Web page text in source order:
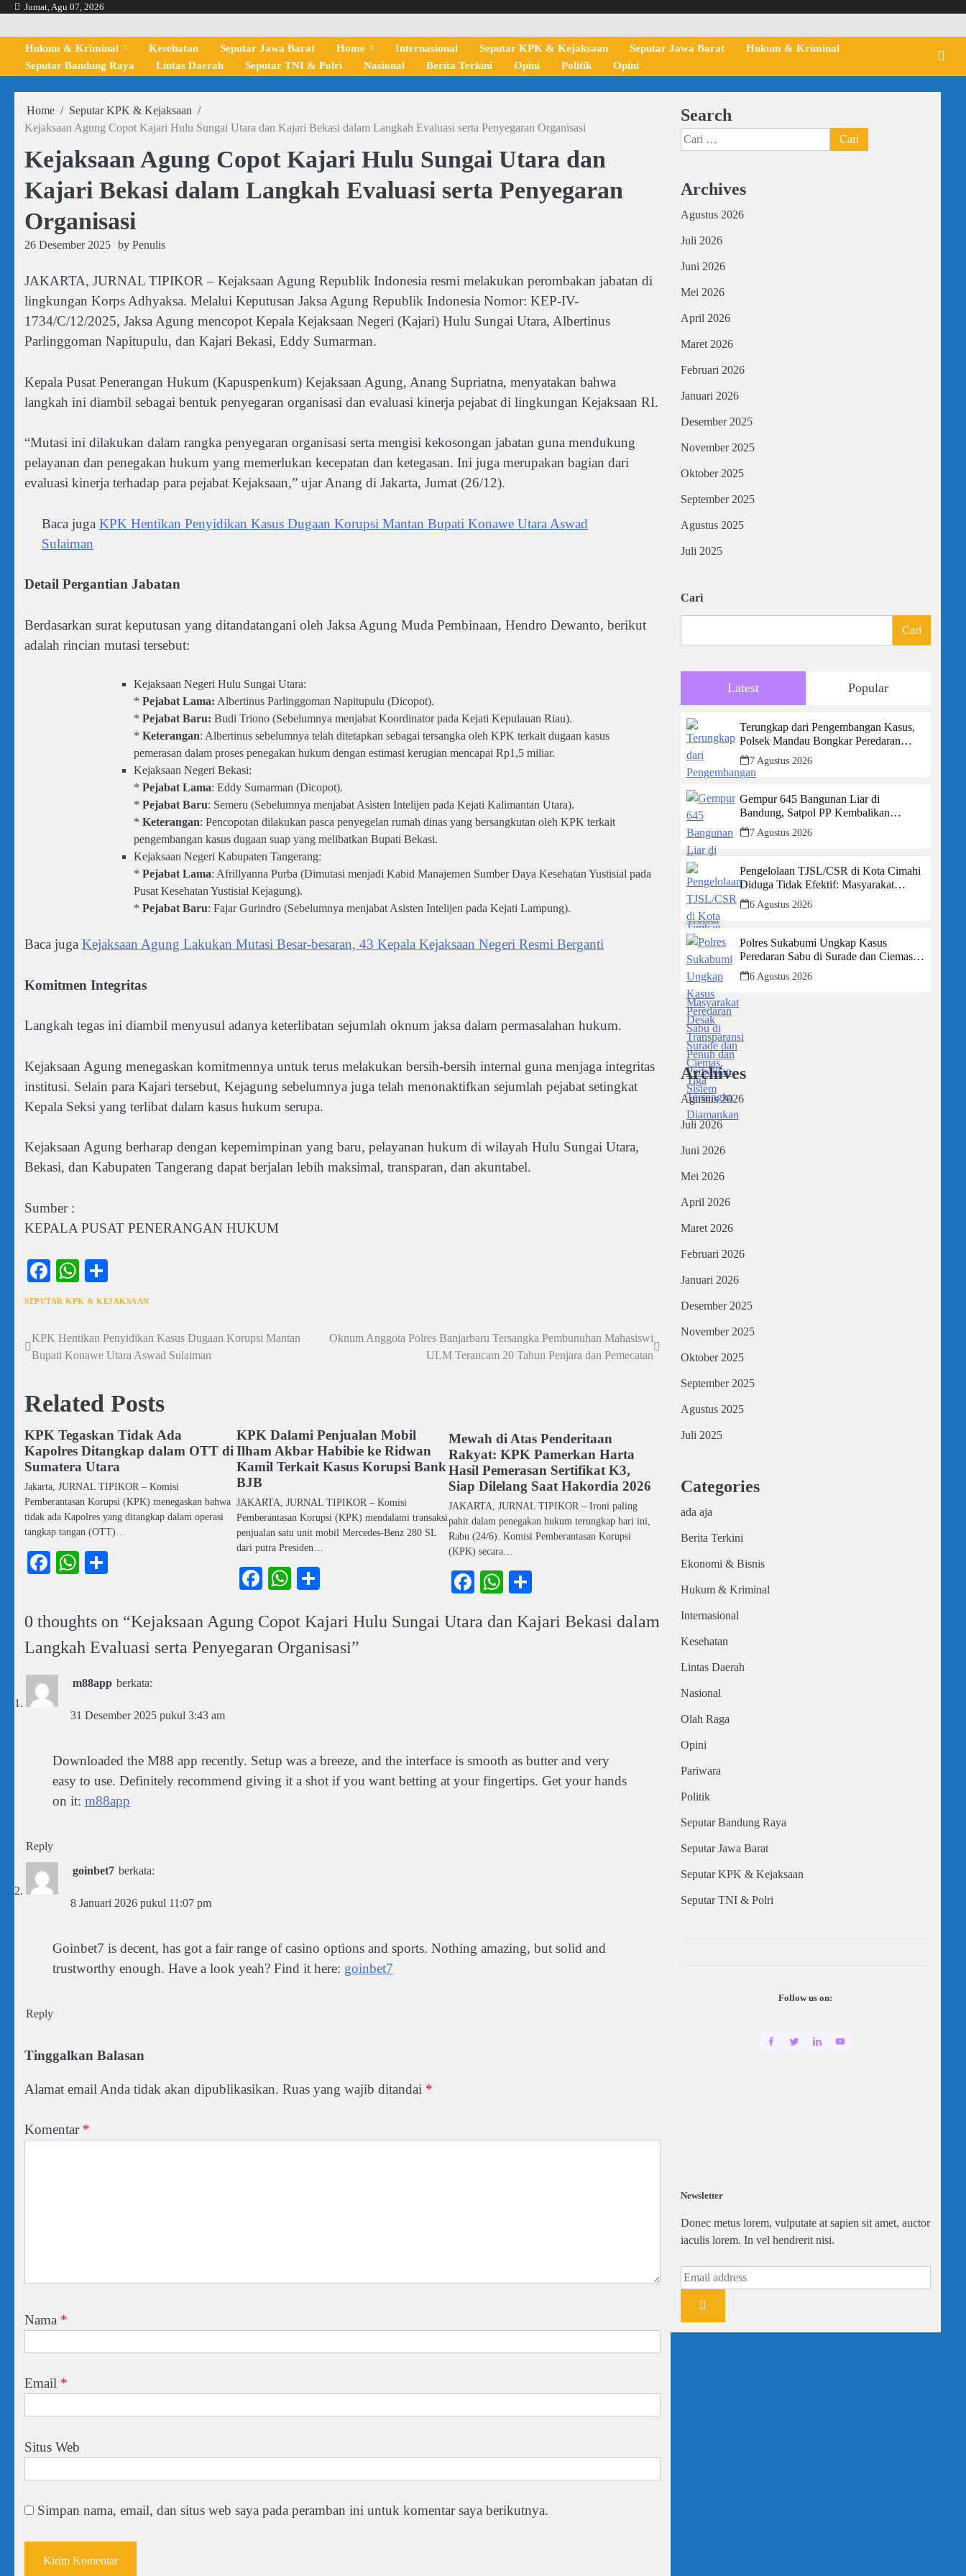
Skip
content
Jumat, Agu 07, 2026
Hukum & Kriminal Kesehatan Seputar Jawa Barat Home Internasional Seputar KPK & Kejaksaan Seputar Jawa Barat
Hukum & Kriminal
Seputar Bandung Raya
Lintas Daerah Seputar TNI & Polri Nasional Berita Terkini Opini Politik Opini
Home
Seputar KPK & Kejaksaan
Kejaksaan Agung Copot Kajari Hulu Sungai Utara dan Kajari Bekasi dalam Langkah Evaluasi serta Penyegaran Organisasi
Kejaksaan Agung Copot Kajari Hulu Sungai Utara dan
Kajari Bekasi dalam Langkah Evaluasi serta Penyegaran
Organisasi
26 Desember 2025 by Penulis
JAKARTA, JURNAL TIPIKOR – Kejaksaan Agung Republik Indonesia resmi melakukan perombakan jabatan di
lingkungan Korps Adhyaksa. Melalui Keputusan Jaksa Agung Republik Indonesia Nomor: KEP-IV-
1734/C/12/2025, Jaksa Agung mencopot Kepala Kejaksaan Negeri (Kajari) Hulu Sungai Utara, Albertinus
Parlinggoman Napitupulu, dan Kajari Bekasi, Eddy Sumarman.
Kepala Pusat Penerangan Hukum (Kapuspenkum) Kejaksaan Agung, Anang Supriatna, menyatakan bahwa
langkah ini diambil sebagai bentuk penyegaran organisasi dan evaluasi kinerja pejabat di lingkungan Kejaksaan RI.
“Mutasi ini dilakukan dalam rangka penyegaran organisasi serta mengisi kekosongan jabatan guna mendukung
pelayanan dan penegakan hukum yang memerlukan kecepatan dan ketegasan. Ini juga merupakan bagian dari
evaluasi kinerja terhadap para pejabat Kejaksaan,” ujar Anang di Jakarta, Jumat (26/12).
Baca juga KPK Hentikan Penyidikan Kasus Dugaan Korupsi Mantan Bupati Konawe Utara Aswad
Sulaiman
Detail Pergantian Jabatan
Berdasarkan surat keputusan yang ditandatangani oleh Jaksa Agung Muda Pembinaan, Hendro Dewanto, berikut
adalah rincian mutasi tersebut:
Kejaksaan Negeri Hulu Sungai Utara:
* Pejabat Lama: Albertinus Parlinggoman Napitupulu (Dicopot).
* Pejabat Baru: Budi Triono (Sebelumnya menjabat Koordinator pada Kejati Kepulauan Riau).
* Keterangan: Albertinus sebelumnya telah ditetapkan sebagai tersangka oleh KPK terkait dugaan kasus
pemerasan dalam proses penegakan hukum dengan estimasi kerugian mencapai Rp1,5 miliar.
Kejaksaan Negeri Bekasi:
* Pejabat Lama: Eddy Sumarman (Dicopot).
* Pejabat Baru: Semeru (Sebelumnya menjabat Asisten Intelijen pada Kejati Kalimantan Utara).
* Keterangan: Pencopotan dilakukan pasca penyegelan rumah dinas yang bersangkutan oleh KPK terkait
pengembangan kasus dugaan suap yang melibatkan Bupati Bekasi.
Kejaksaan Negeri Kabupaten Tangerang:
* Pejabat Lama: Afrillyanna Purba (Dimutasi menjadi Kabid Manajemen Sumber Daya Kesehatan Yustisial pada
Pusat Kesehatan Yustisial Kejagung).
* Pejabat Baru: Fajar Gurindro (Sebelumnya menjabat Asisten Intelijen pada Kejati Lampung).
Baca juga Kejaksaan Agung Lakukan Mutasi Besar-besaran, 43 Kepala Kejaksaan Negeri Resmi Berganti
Komitmen Integritas
Langkah tegas ini diambil menyusul adanya keterlibatan sejumlah oknum jaksa dalam permasalahan hukum.
Kejaksaan Agung menegaskan komitmennya untuk terus melakukan bersih-bersih internal guna menjaga integritas
institusi. Selain para Kajari tersebut, Kejagung sebelumnya juga telah menonaktifkan sejumlah pejabat setingkat
Kepala Seksi yang terlibat dalam kasus hukum serupa.
Kejaksaan Agung berharap dengan kepemimpinan yang baru, pelayanan hukum di wilayah Hulu Sungai Utara,
Bekasi, dan Kabupaten Tangerang dapat berjalan lebih maksimal, transparan, dan akuntabel.
Sumber :
KEPALA PUSAT PENERANGAN HUKUM
Facebook
WhatsApp
SEPUTAR KPK & KEJAKSAAN
Navigasi
pos
KPK Hentikan Penyidikan Kasus Dugaan Korupsi Mantan
Bupati Konawe Utara Aswad Sulaiman
Oknum Anggota Polres Banjarbaru Tersangka Pembunuhan Mahasiswi
ULM Terancam 20 Tahun Penjara dan Pemecatan
Related Posts
KPK Tegaskan Tidak Ada
Kapolres Ditangkap dalam OTT di
Sumatera Utara
Jakarta, JURNAL TIPIKOR – Komisi
Pemberantasan Korupsi (KPK) menegaskan bahwa
tidak ada Kapolres yang ditangkap dalam operasi
tangkap tangan (OTT)…
Facebook
WhatsApp
KPK Dalami Penjualan Mobil
Ilham Akbar Habibie ke Ridwan
Kamil Terkait Kasus Korupsi Bank
BJB
JAKARTA, JURNAL TIPIKOR – Komisi
Pemberantasan Korupsi (KPK) mendalami transaksi
penjualan satu unit mobil Mercedes-Benz 280 SL
dari putra Presiden…
Facebook
WhatsApp
Share
Mewah di Atas Penderitaan
Rakyat: KPK Pamerkan Harta
Hasil Pemerasan Sertifikat K3,
Siap Dilelang Saat Hakordia 2026
JAKARTA, JURNAL TIPIKOR – Ironi paling
pahit dalam penegakan hukum terungkap hari ini,
Rabu (24/6). Komisi Pemberantasan Korupsi
(KPK) secara…
Facebook
WhatsApp
Share
0 thoughts on “Kejaksaan Agung Copot Kajari Hulu Sungai Utara dan Kajari Bekasi dalam
Langkah Evaluasi serta Penyegaran Organisasi”
m88app berkata:
31 Desember 2025 pukul 3:43 am
Downloaded the M88 app recently. Setup was a breeze, and the interface is smooth as butter and very
easy to use. Definitely recommend giving it a shot if you want betting at your fingertips. Get your hands
on it: m88app
Reply
goinbet7 berkata:
8 Januari 2026 pukul 11:07 pm
Goinbet7 is decent, has got a fair range of casino options and sports. Nothing amazing, but solid and
trustworthy enough. Have a look yeah? Find it here: goinbet7
Reply
Tinggalkan Balasan
Alamat email Anda tidak akan dipublikasikan. Ruas yang wajib ditandai *
Komentar *
Nama *
Email *
Situs Web
Simpan nama, email, dan situs web saya pada peramban ini untuk komentar saya berikutnya.
Search
Cari
untuk:
Archives
Agustus 2026
Juli 2026
Juni 2026
Mei 2026
April 2026
Maret 2026
Februari 2026
Januari 2026
Desember 2025
November 2025
Oktober 2025
September 2025
Agustus 2025
Juli 2025
Cari
Cari
Latest Popular
Terungkap dari Pengembangan Kasus,
Polsek Mandau Bongkar Peredaran
Sabu dan Ekstasi di Air Jamban, Tiga
Pelaku Diamankan
7 Agustus 2026
Gempur 645 Bangunan Liar di
Bandung, Satpol PP Kembalikan
Trotoar untuk Pejalan Kaki
7 Agustus 2026
Pengelolaan TJSL/CSR di Kota Cimahi
Diduga Tidak Efektif: Masyarakat
Desak Transparansi Penuh dan
Perbaikan Sistem
6 Agustus 2026
Polres Sukabumi Ungkap Kasus
Peredaran Sabu di Surade dan Ciemas,
Tiga Tersangka Diamankan
6 Agustus 2026
Archives
Agustus 2026
Juli 2026
Juni 2026
Mei 2026
April 2026
Maret 2026
Februari 2026
Januari 2026
Desember 2025
November 2025
Oktober 2025
September 2025
Agustus 2025
Juli 2025
Categories
ada aja
Berita Terkini
Ekonomi & Bisnis
Hukum & Kriminal
Internasional
Kesehatan
Lintas Daerah
Nasional
Olah Raga
Opini
Pariwara
Politik
Seputar Bandung Raya
Seputar Jawa Barat
Seputar KPK & Kejaksaan
Seputar TNI & Polri
Follow us on:
Newsletter
Donec metus lorem, vulputate at sapien sit amet, auctor
iaculis lorem. In vel hendrerit nisi.